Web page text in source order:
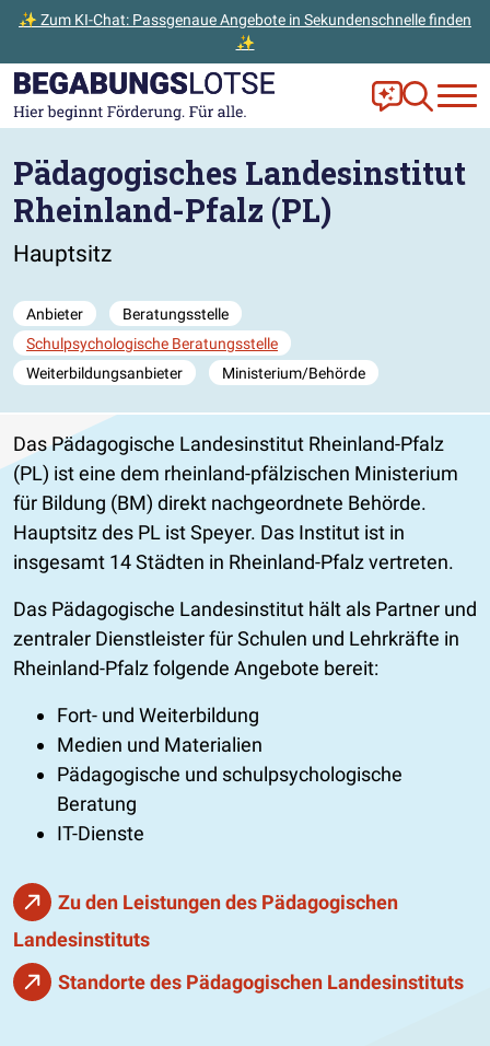
✨ Zum KI-Chat: Passgenaue Angebote in Sekundenschnelle finden
✨
Zum Hauptinhalt der Seite springen
Zur Startseite gehen Frag Ella!
Zur
Pädagogisches Landesinstitut
Rheinland-Pfalz (PL)
Hauptsitz
Anbieter
Beratungsstelle
Schulpsychologische Beratungsstelle
Weiterbildungsanbieter
Ministerium/Behörde
Das Pädagogische Landesinstitut Rheinland-Pfalz
(PL) ist eine dem rheinland-pfälzischen Ministerium
für Bildung (BM) direkt nachgeordnete Behörde.
Hauptsitz des PL ist Speyer. Das Institut ist in
insgesamt 14 Städten in Rheinland-Pfalz vertreten.
Das Pädagogische Landesinstitut hält als Partner und
zentraler Dienstleister für Schulen und Lehrkräfte in
Rheinland-Pfalz folgende Angebote bereit:
Fort- und Weiterbildung
Medien und Materialien
Pädagogische und schulpsychologische
Beratung
IT-Dienste
Zu den Leistungen des Pädagogischen
Landesinstituts
Standorte des Pädagogischen Landesinstituts